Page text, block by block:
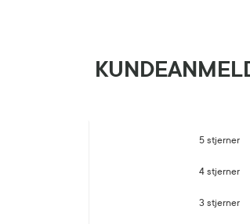
5 stjerner
4 stjerner
3 stjerner